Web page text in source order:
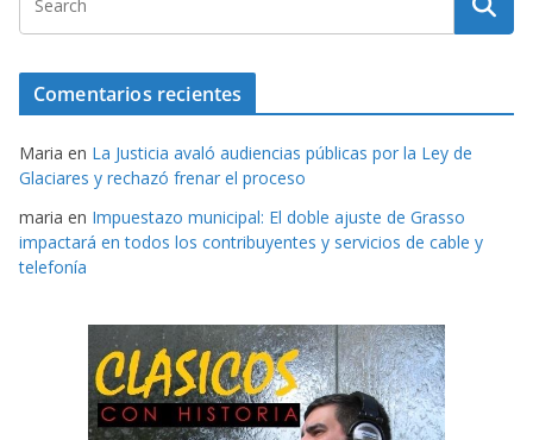
Comentarios recientes
Maria en La Justicia avaló audiencias públicas por la Ley de
Glaciares y rechazó frenar el proceso
maria en Impuestazo municipal: El doble ajuste de Grasso
impactará en todos los contribuyentes y servicios de cable y
telefonía